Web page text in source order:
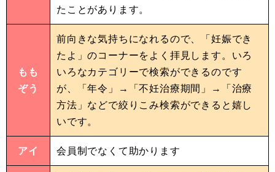
たことがあります。
もも
ぞう
前向きな気持ちになれるので、「妊娠でき
たよ」のコーナーをよく拝見します。いろ
いろなカテゴリーで検索ができるのです
が、「年令」→「不妊治療期間」→「治療
方法」などで絞りこみ検索ができると嬉し
いです。
アイ 会員制でなくて助かります